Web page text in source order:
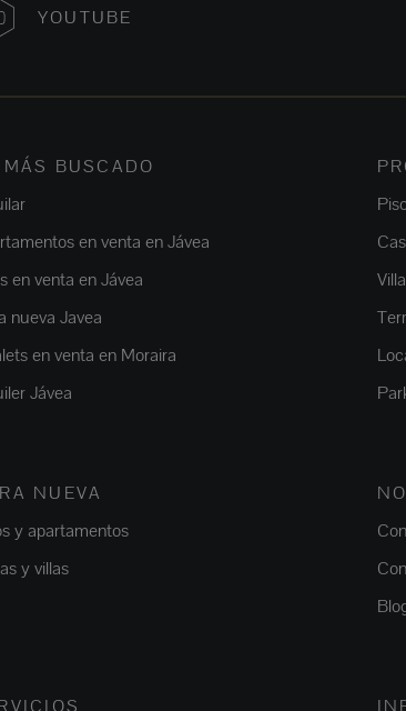
YOUTUBE
MÁS BUSCADO
en venta en Jávea
en venta en Jávea
nueva Javea
en venta en Moraira
Jávea
NUEVA
y apartamentos
y villas